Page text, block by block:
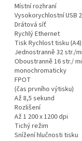
Místní rozhraní
Vysokorychlostní USB
Drátová síť
Rychlý Ethernet
Tisk Rychlost tisku (A4)
Jednostranně 32 str./
Oboustranně 16 str./
monochromaticky
FPOT
(čas prvního výtisku)
Až 8,5 sekund
Rozlišení
Až 1 200 x 1200 dpi
Tichý režim
Snížení hlučnosti tisku